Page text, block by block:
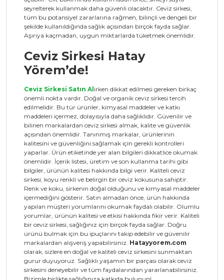
seyrelterek kullanmak daha güvenli olacaktır. Ceviz sirkesi,
tüm bu potansiyel zararlarına rağmen, bilinçli ve dengeli bir
şekilde kullanıldığında sağlık açısından birçok fayda sağlar.
Aşırıya kaçmadan, uygun miktarlarda tüketmek önemlidir.
Ceviz Sirkesi Hatay
Yörem’de!
Ceviz Sirkesi Satın Al ırken dikkat edilmesi gereken birkaç
önemli nokta vardır. Doğal ve organik ceviz sirkesi tercih
edilmelidir. Bu tür ürünler, kimyasal maddeler ve katkı
maddeleri içermez, dolayısıyla daha sağlıklıdır. Güvenilir ve
bilinen markalardan ceviz sirkesi almak, kalite ve güvenlik
açısından önemlidir. Tanınmış markalar, ürünlerinin
kalitesini ve güvenliğini sağlamak için gerekli kontrolleri
yaparlar. Ürün etiketinde yer alan bilgileri dikkatlice okumak
önemlidir. İçerik listesi, üretim ve son kullanma tarihi gibi
bilgiler, ürünün kalitesi hakkında bilgi verir. Kaliteli ceviz
sirkesi, koyu renkli ve belirgin bir ceviz kokusuna sahiptir.
Renk ve koku, sirkenin doğal olduğunu ve kimyasal maddeler
içermediğini gösterir. Satın almadan önce, ürün hakkında
yapılan müşteri yorumlarını okumak faydalı olabilir. Olumlu
yorumlar, ürünün kalitesi ve etkisi hakkında fikir verir. Kaliteli
bir ceviz sirkesi, sağlığınız için birçok fayda sağlar. Doğru
ürünü bulmak için bu ipuçlarını takip edebilir ve güvenilir
markalardan alışveriş yapabilirsiniz. Hatayyorem.com
olarak, sizlere en doğal ve kaliteli ceviz sirkesini sunmaktan
gurur duyuyoruz. Sağlıklı yaşamın bir parçası olarak ceviz
sirkesini deneyebilir ve tüm faydalarından yararlanabilirsiniz.